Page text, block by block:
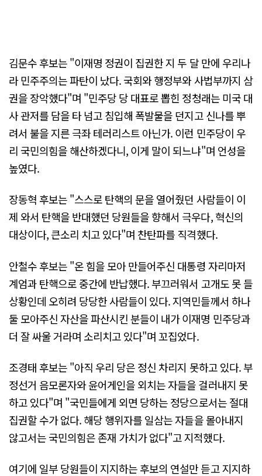
김문수 후보는 "이재명 정권이 집권한 지 두 달 만에 우리나
라 민주주의는 파탄이 났다. 국회와 행정부와 사법부까지 삼
권을 장악했다"며 "민주당 당 대표로 뽑힌 정청래는 미국 대
사 관저를 담을 타 넘고 침입해 폭발물을 던지고 신나를 뿌
려서 불을 지른 극좌 테러리스트 아닌가. 이런 민주당이 우
리 국민의힘을 해산하겠다니, 이게 말이 되느냐"며 언성을
높였다.
장동혁 후보는 "스스로 탄핵의 문을 열어줬던 사람들이 이
제 와서 탄핵을 반대했던 당원들을 향해서 극우다, 혁신의
대상이다, 큰소리 치고 있다"며 찬탄파를 직격했다.
안철수 후보는 "온 힘을 모아 만들어주신 대통령 자리마저
계엄과 탄핵으로 중간에 반납했다. 부끄러워서 고개도 못 들
상황인데 오히려 당당한 사람들이 있다. 지역민들께서 하나
둘 모아주신 자산을 파산시킨 분들이 내가 이재명 민주당과
더 잘 싸울 거라며 소리치고 있다"며 꼬집었다.
조경태 후보는 "아직 우리 당은 정신 차리지 못하고 있다. 부
정선거 음모론자와 윤어게인을 외치는 자들을 걸러내지 못
하고 있다"며 "국민들에게 외면 당하는 정당으로서는 절대
집권할 수가 없다. 해당 행위자를 일삼는 자들을 몰아내지
않고서는 국민의힘은 존재 가치가 없다"고 지적했다.
여기에 일부 당원들이 지지하는 후보의 연설만 듣고 지지하